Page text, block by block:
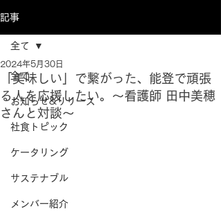
記事
全て
お知らせ&リリース
社食トピック
ケータリング
サステナブル
メンバー紹介
全て
「美味しい」で繋がった、能登で頑張
る人を応援したい。～看護師 田中美穂
さんと対談～
2024年5月30日